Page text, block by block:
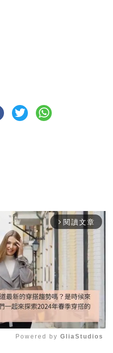
arrow_forward_ios 閱讀文章
Powered by GliaStudios